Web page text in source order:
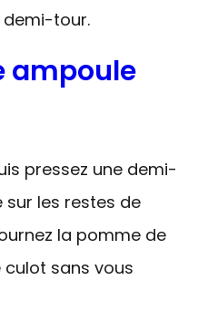
tour.
ampoule
pressez une demi-
les restes de
la pomme de
sans vous